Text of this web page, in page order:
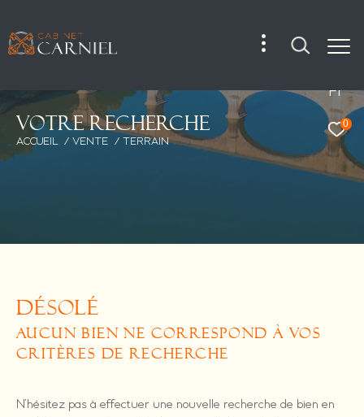
Fr
0
Votre recherche
ACCUEIL VENTE TERRAIN
DÉSOLÉ
AUCUN BIEN NE CORRESPOND À VOS
CRITÈRES DE RECHERCHE
N'hésitez pas à effectuer une nouvelle recherche de bien en